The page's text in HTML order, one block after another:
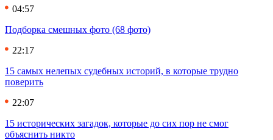
04:57
Подборка смешных фото (68 фото)
22:17
15 самых нелепых судебных историй, в которые трудно
поверить
22:07
15 исторических загадок, которые до сих пор не смог
объяснить никто